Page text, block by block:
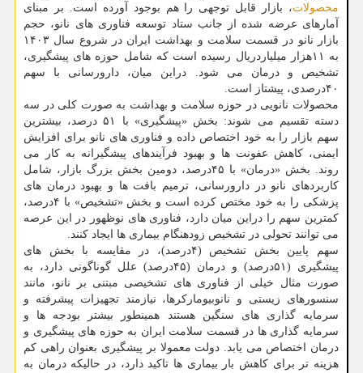
محصولات، بازار قابل توجهی را هم بوجود آورده است. بر مبنای
آمارهای عرضه شده از جانب ستاد توسعه فناوری های نانو، حجم
بازار نانو در قسمت سلامت و بهداشت ایران در شروع سال ۱۴۰۳
به ۱۱هزار میلیاردریال رسیده است که شامل حوزه های پیشگیری،
تشخیص و درمان می شود. دراین میان، دارورسانی با سهم
۴۰درصدی، پیشتاز است.
محصولات نانویی در حوزه سلامت و بهداشت به صورت کلی در سه
دسته تقسیم می شوند: بخش «پیشگیری» با ۵۱ درصد، بیشترین
سهم بازار را به خود اختصاص داده و فناوری های نانو برای افزایش
ایمنی، کاهش عفونت ها و بهبود فرآیندهای پیشگیرانه به کار می
روند. بخش «درمان» با ۴۵درصد، دومین بخش بزرگ بازار، شامل
کاربردهای نانو در دارورسانی، ترمیم بافت ها و بهبود درمان های
پزشکی را به خود مختص کرده است و بخش «تشخیص» با ۴درصد،
کمترین سهم را دراین میان دارد، فناوری های نوظهور در این عرصه
می توانند تحولی در تشخیص زودهنگام بیماری ها ایجاد کنند.
سهم پایین بخش تشخیص (۴درصد)، در مقایسه با بخش های
پیشگیری (۵۱درصد) و درمان (۴۵درصد) علل گوناگونی دارد، به
صورت مثال خیلی از فناوری های تشخیصی مبتنی بر نانو، مانند
سنسورهای زیستی و نانوبیومارکرها، نیازمند تجهیزات پیشرفته و
سرمایه گذاری های سنگین هستند همینطور بیشتر بودجه ها و
سرمایه گذاری ها در قسمت سلامت ایران به حوزه های پیشگیری و
درمان اختصاص می یابد. دولت معمولا بر پیشگیری بعنوان راهی کم
هزینه تر برای کاهش بار بیماری ها تاکید دارد، در حالیکه درمان به